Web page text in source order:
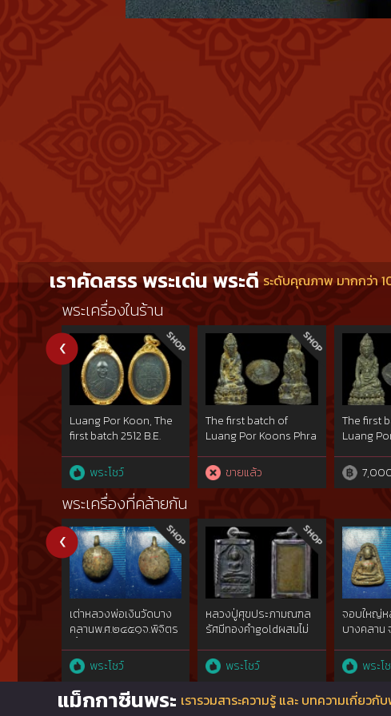
พุทธาภิเษกให
ประกอบพิธีบวงส
เราคัดสรร พระเด่น พระดี ระดับคุณภาพ มากกว่า
พระเครื่องในร้าน
Luang Por Koon, The
first batch 2512 B.E.
created 10,000
pieces. This one
placed the first two
times from
competition on 20
October and 8
December 2013, and
got the second one
time from
competition on 3
November 2013.
พระโชว์
The first batch of
Luang Por Koons Phra
Kogsawai in B.E. 2515.
This one placed the
September 2558
which were held by
Municipal
Thadpanom District
and Amphoe
Thadpanom Buddha
Image Association
ขายแล้ว
The first
Luang
Kogsawai
This one
which
Municipal
and
Image
พระเครื่องที่คล้ายกัน
เต่าหลวงพ่อเงินวัดบาง
คลานพ.ศ.๒๔๕๑จ.พิจิตร
ทองคำgoldสภาพ
ใช้{rare show}
พระโชว์
หลวงปู่ศุขประภามณฑล
รัศมีทองคำgoldผสมไม่
มะขามเฒ่าฯ๒๔๖๖ สวย
แชมป์{rare show}
พระโชว์
จอบใหญ่ห
บางคลาน
ทองคำพระโ
แม็กกาซีนพระ เรารวมสาระความรู้ และ บทความเกี่ยวกั